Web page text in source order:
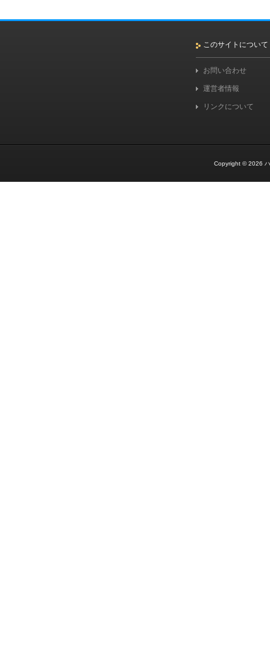
このサイトについて
お問い合わせ
運営者情報
リンクについて
Copyright © 2026